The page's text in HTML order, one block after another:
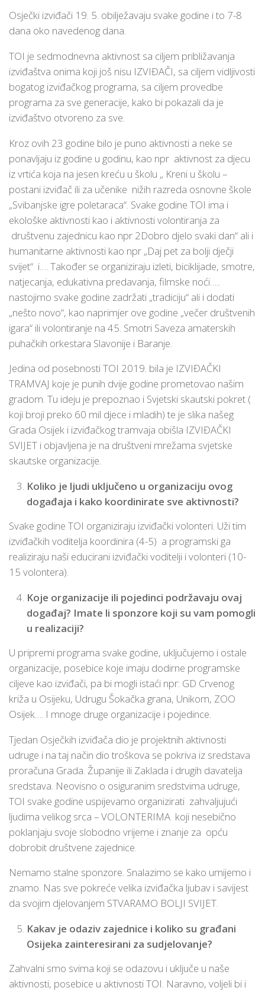
Osječki izviđači 19. 5. obilježavaju svake godine i to 7-8
dana oko navedenog dana.
TOI je sedmodnevna aktivnost sa ciljem približavanja
izviđaštva onima koji još nisu IZVIĐAČI, sa ciljem vidljivosti
bogatog izviđačkog programa, sa ciljem provedbe
programa za sve generacije, kako bi pokazali da je
izviđaštvo otvoreno za sve.
Kroz ovih 23 godine bilo je puno aktivnosti a neke se
ponavljaju iz godine u godinu, kao npr aktivnost za djecu
iz vrtića koja na jesen kreću u školu „ Kreni u školu –
postani izviđač ili za učenike nižih razreda osnovne škole
„Svibanjske igre poletaraca“. Svake godine TOI ima i
ekološke aktivnosti kao i aktivnosti volontiranja za
društvenu zajednicu kao npr 2Dobro djelo svaki dan“ ali i
humanitarne aktivnosti kao npr „Daj pet za bolji dječji
svijet“ i…. Također se organiziraju izleti, biciklijade, smotre,
natjecanja, edukativna predavanja, filmske noći…..
nastojimo svake godine zadržati „tradiciju“ ali i dodati
„nešto novo“, kao naprimjer ove godine „večer društvenih
igara“ ili volontiranje na 45. Smotri Saveza amaterskih
puhačkih orkestara Slavonije i Baranje.
Jedina od posebnosti TOI 2019. bila je IZVIĐAČKI
TRAMVAJ koje je punih dvije godine prometovao našim
gradom. Tu ideju je prepoznao i Svjetski skautski pokret (
koji broji preko 60 mil djece i mladih) te je slika našeg
Grada Osijek i izviđačkog tramvaja obišla IZVIĐAČKI
SVIJET i objavljena je na društveni mrežama svjetske
skautske organizacije.
Koliko je ljudi uključeno u organizaciju ovog
događaja i kako koordinirate sve aktivnosti?
Svake godine TOI organiziraju izviđački volonteri. Uži tim
izviđačkih voditelja koordinira (4-5) a programski ga
realiziraju naši educirani izviđački voditelji i volonteri (10-
15 volontera).
Koje organizacije ili pojedinci podržavaju ovaj
događaj? Imate li sponzore koji su vam pomogli
u realizaciji?
U pripremi programa svake godine, uključujemo i ostale
organizacije, posebice koje imaju dodirne programske
ciljeve kao izviđači, pa bi mogli istaći npr: GD Crvenog
križa u Osijeku, Udrugu Šokačka grana, Unikom, ZOO
Osijek…. I mnoge druge organizacije i pojedince.
Tjedan Osječkih izviđača dio je projektnih aktivnosti
udruge i na taj način dio troškova se pokriva iz sredstava
proračuna Grada. Županije ili Zaklada i drugih davatelja
sredstava. Neovisno o osiguranim sredstvima udruge,
TOI svake godine uspijevamo organizirati zahvaljujući
ljudima velikog srca – VOLONTERIMA koji nesebično
poklanjaju svoje slobodno vrijeme i znanje za opću
dobrobit društvene zajednice.
Nemamo stalne sponzore. Snalazimo se kako umijemo i
znamo. Nas sve pokreće velika izviđačka ljubav i savijest
da svojim djelovanjem STVARAMO BOLJI SVIJET.
Kakav je odaziv zajednice i koliko su građani
Osijeka zainteresirani za sudjelovanje?
Zahvalni smo svima koji se odazovu i uključe u naše
aktivnosti, posebice u aktivnosti TOI. Naravno, voljeli bi i